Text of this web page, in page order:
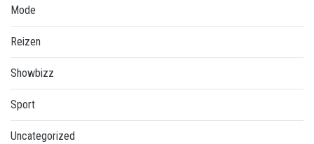
Mode
Reizen
Showbizz
Sport
Uncategorized